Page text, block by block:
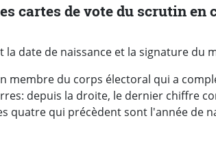
cartes de vote du scrutin en
la date de naissance et la signature du
membre du corps électoral qui a
depuis la droite, le dernier chiffre
quatre qui précèdent sont l'année de